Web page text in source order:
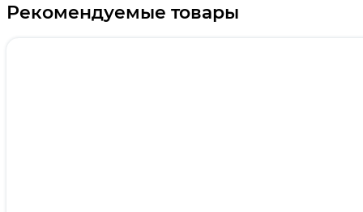
Рекомендуемые товары